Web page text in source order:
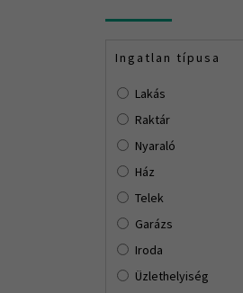
Ingatlan típusa
Lakás
Raktár
Nyaraló
Ház
Telek
Garázs
Iroda
Üzlethelyiség